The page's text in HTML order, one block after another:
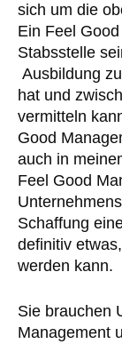
sich um die
Ein Feel
Stabsstelle
Ausbildung
hat und
vermitteln
Good
auch in
Feel Good
Schaffung
definitiv
werden kann.
Sie brauchen
Management